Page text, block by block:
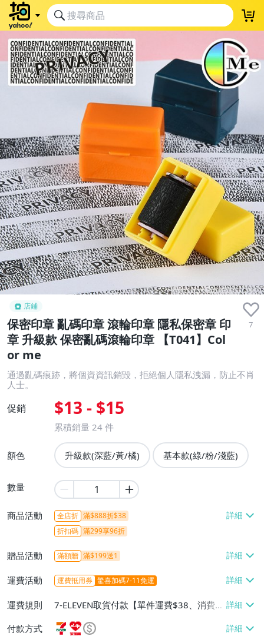
店鋪
保密印章 亂碼印章 滾輪印章 隱私保密章 印
章 升級款 保密亂碼滾輪印章 【T041】Col
or me
7
通過亂碼痕跡，將個資資訊銷毀，拒絕個人隱私洩漏，防止不肖
人士。
促銷 $13 - $15
累積銷量 24 件
顏色 升級款(深藍/黃/橘) 基本款(綠/粉/淺藍)
數量
商品活動 全店折 滿$888折$38
折扣碼 滿299享96折
贈品活動 滿額贈 滿$199送1
運費活動 運費抵用券 驚喜加碼7-11免運
運費規則
7-ELEVEN取貨付款【單件運費$38、消費滿
$599免運費】、7-ELEVEN取貨不付款【單
件運費$38、消費滿$599免運費】、萊爾富
付款方式